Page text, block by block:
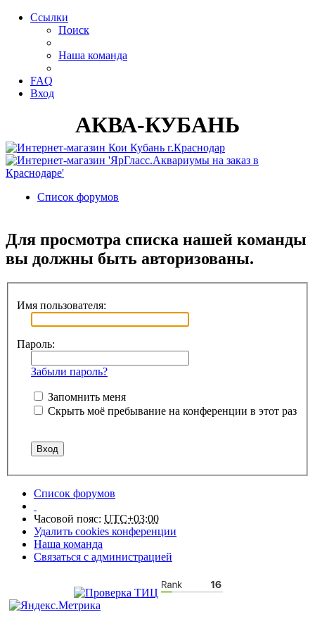
Ссылки
Поиск
Наша команда
FAQ
Вход
АКВА-КУБАНЬ
Список форумов
Для просмотра списка нашей команды
вы должны быть авторизованы.
Имя пользователя:
Пароль:
Забыли пароль?
Запомнить меня
Скрыть моё пребывание на конференции в этот раз
Список форумов
Часовой пояс: UTC+03:00
Удалить cookies конференции
Наша команда
Связаться с администрацией